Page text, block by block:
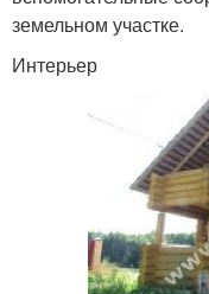
земельном участке.
Интерьер